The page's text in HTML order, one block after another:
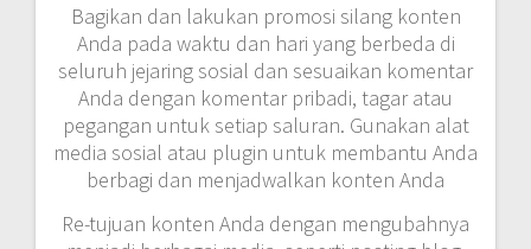
Bagikan dan lakukan promosi silang konten
Anda pada waktu dan hari yang berbeda di
seluruh jejaring sosial dan sesuaikan komentar
Anda dengan komentar pribadi, tagar atau
pegangan untuk setiap saluran. Gunakan alat
media sosial atau plugin untuk membantu Anda
berbagi dan menjadwalkan konten Anda
Re-tujuan konten Anda dengan mengubahnya